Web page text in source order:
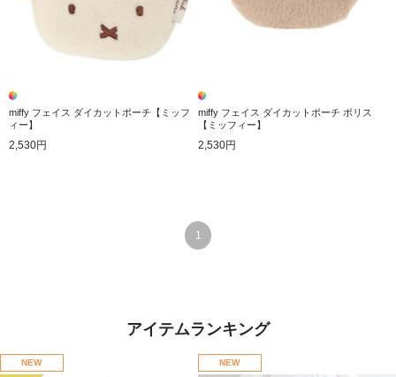
miffy フェイス ダイカットポーチ【ミッフ
ィー】
2,530円
miffy フェイス ダイカットポーチ ボリス
【ミッフィー】
2,530円
1
アイテムランキング
NEW NEW